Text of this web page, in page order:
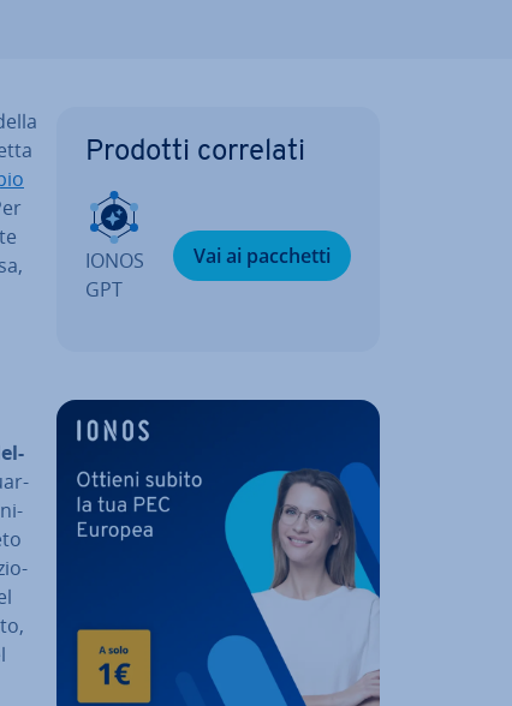
Prodotti correlati
IONOS
GPT
Vai ai pacchetti